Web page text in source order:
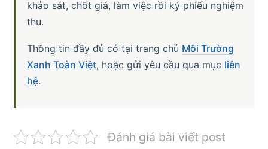
khảo sát, chốt giá, làm việc rồi ký phiếu nghiệm
thu.
Thông tin đầy đủ có tại trang chủ Môi Trường
Xanh Toàn Việt, hoặc gửi yêu cầu qua mục liên
hệ.
Đánh giá bài viết post